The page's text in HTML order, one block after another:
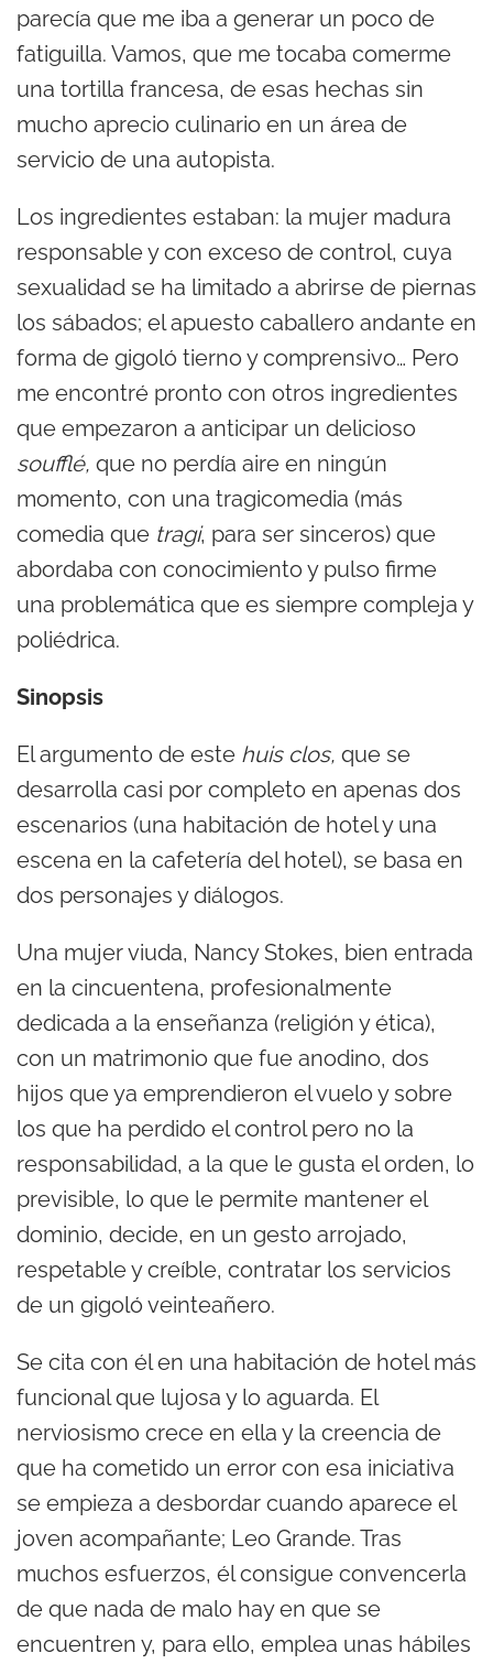
parecía que me iba a generar un poco de
fatiguilla. Vamos, que me tocaba comerme
una tortilla francesa, de esas hechas sin
mucho aprecio culinario en un área de
servicio de una autopista.
Los ingredientes estaban: la mujer madura
responsable y con exceso de control, cuya
sexualidad se ha limitado a abrirse de piernas
los sábados; el apuesto caballero andante en
forma de gigoló tierno y comprensivo… Pero
me encontré pronto con otros ingredientes
que empezaron a anticipar un delicioso
soufflé, que no perdía aire en ningún
momento, con una tragicomedia (más
comedia que tragi, para ser sinceros) que
abordaba con conocimiento y pulso firme
una problemática que es siempre compleja y
poliédrica.
Sinopsis
El argumento de este huis clos, que se
desarrolla casi por completo en apenas dos
escenarios (una habitación de hotel y una
escena en la cafetería del hotel), se basa en
dos personajes y diálogos.
Una mujer viuda, Nancy Stokes, bien entrada
en la cincuentena, profesionalmente
dedicada a la enseñanza (religión y ética),
con un matrimonio que fue anodino, dos
hijos que ya emprendieron el vuelo y sobre
los que ha perdido el control pero no la
responsabilidad, a la que le gusta el orden, lo
previsible, lo que le permite mantener el
dominio, decide, en un gesto arrojado,
respetable y creíble, contratar los servicios
de un gigoló veinteañero.
Se cita con él en una habitación de hotel más
funcional que lujosa y lo aguarda. El
nerviosismo crece en ella y la creencia de
que ha cometido un error con esa iniciativa
se empieza a desbordar cuando aparece el
joven acompañante; Leo Grande. Tras
muchos esfuerzos, él consigue convencerla
de que nada de malo hay en que se
encuentren y, para ello, emplea unas hábiles